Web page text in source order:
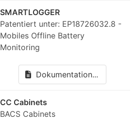
SMARTLOGGER
Patentiert unter: EP18726032.8 -
Mobiles Offline Battery
Monitoring
Dokumentation...
CC Cabinets
BACS Cabinets